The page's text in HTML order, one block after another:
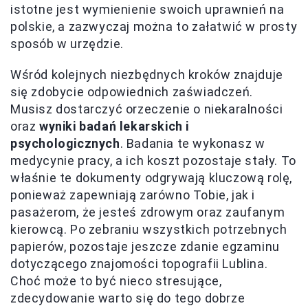
istotne jest wymienienie swoich uprawnień na
polskie, a zazwyczaj można to załatwić w prosty
sposób w urzędzie.
Wśród kolejnych niezbędnych kroków znajduje
się zdobycie odpowiednich zaświadczeń.
Musisz dostarczyć orzeczenie o niekaralności
oraz wyniki badań lekarskich i
psychologicznych. Badania te wykonasz w
medycynie pracy, a ich koszt pozostaje stały. To
właśnie te dokumenty odgrywają kluczową rolę,
ponieważ zapewniają zarówno Tobie, jak i
pasażerom, że jesteś zdrowym oraz zaufanym
kierowcą. Po zebraniu wszystkich potrzebnych
papierów, pozostaje jeszcze zdanie egzaminu
dotyczącego znajomości topografii Lublina.
Choć może to być nieco stresujące,
zdecydowanie warto się do tego dobrze